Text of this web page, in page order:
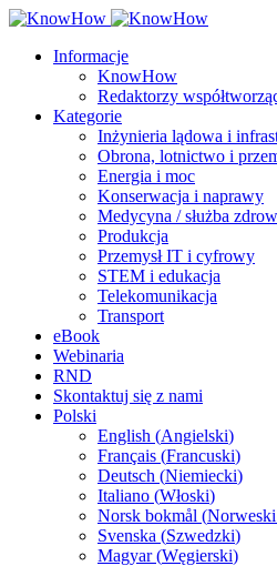
Informacje
KnowHow
Redaktorzy
Kategorie
Inżynieria lądowa i
Obrona, lotnictwo i
Energia i moc
Konserwacja i naprawy
Medycyna / służba
Produkcja
Przemysł IT i cyfrowy
STEM i edukacja
Telekomunikacja
Transport
eBook
Webinaria
RND
Skontaktuj się z nami
Polski
English (Angielski)
Français (Francuski)
Deutsch (Niemiecki)
Italiano (Włoski)
Norsk bokmål (
Svenska (Szwedzki)
Magyar(Węgierski)